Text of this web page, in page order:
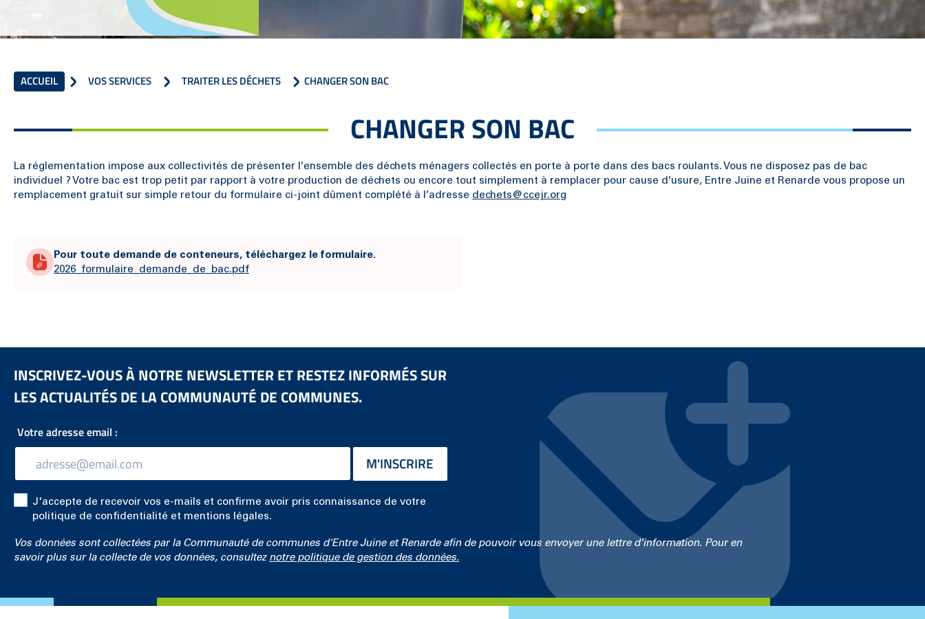
ACCUEIL VOS SERVICES TRAITER LES DÉCHETS CHANGER SON BAC
CHANGER SON BAC
La réglementation impose aux collectivités de présenter l’ensemble des déchets ménagers collectés en porte à porte dans des bacs roulants. Vous ne disposez pas de bac
individuel ? Votre bac est trop petit par rapport à votre production de déchets ou encore tout simplement à remplacer pour cause d’usure, Entre Juine et Renarde vous propose un
remplacement gratuit sur simple retour du formulaire ci-joint dûment complété à l’adresse dechets@ccejr.org
Pour toute demande de conteneurs, téléchargez le formulaire.
2026_formulaire_demande_de_bac.pdf
INSCRIVEZ-VOUS À NOTRE NEWSLETTER ET RESTEZ INFORMÉS SUR
LES ACTUALITÉS DE LA COMMUNAUTÉ DE COMMUNES.
Votre adresse email :
M'INSCRIRE
J'accepte de recevoir vos e-mails et confirme avoir pris connaissance de votre
politique de confidentialité et mentions légales.
Vos données sont collectées par la Communauté de communes d'Entre Juine et Renarde afin de pouvoir vous envoyer une lettre d’information. Pour en
savoir plus sur la collecte de vos données, consultez notre politique de gestion des données.